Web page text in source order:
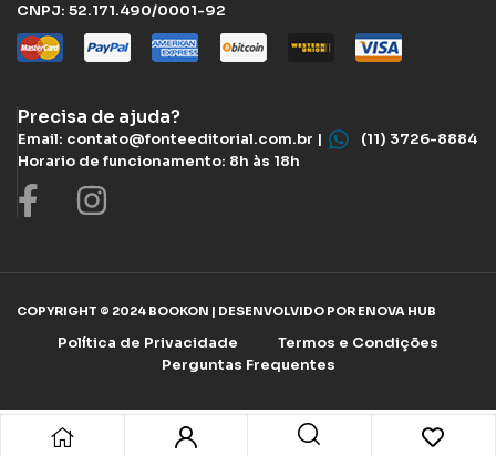
CNPJ: 52.171.490/0001-92
Precisa de ajuda?
Email: contato@fonteeditorial.com.br |
(11) 3726-8884
Horario de funcionamento: 8h às 18h
COPYRIGHT © 2024 BOOKON | DESENVOLVIDO POR ENOVA HUB
Política de Privacidade
Termos e Condições
Perguntas Frequentes